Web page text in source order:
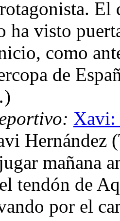
El
ha visto
como
de
Xavi:
Hernández
mañana
tendón de
por el